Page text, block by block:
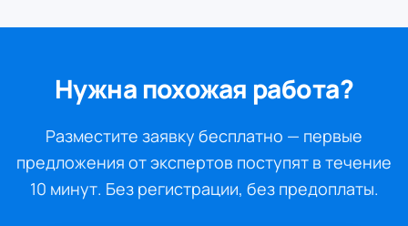
Нужна похожая работа?
Разместите заявку бесплатно — первые
предложения от экспертов поступят в течение
10 минут. Без регистрации, без предоплаты.